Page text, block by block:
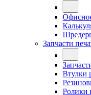
Запчасти
Втулки
Ролики